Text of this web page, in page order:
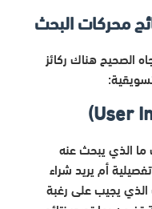
محركات البحث
الصحيح هناك ركائز
الذي يبحث عنه
أم يريد شراء
الذي يجيب على رغبة